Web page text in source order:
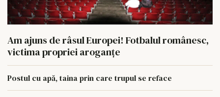
Am ajuns de râsul Europei! Fotbalul românesc,
victima propriei aroganțe
Postul cu apă, taina prin care trupul se reface